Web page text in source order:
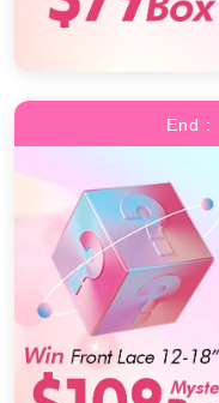
End :